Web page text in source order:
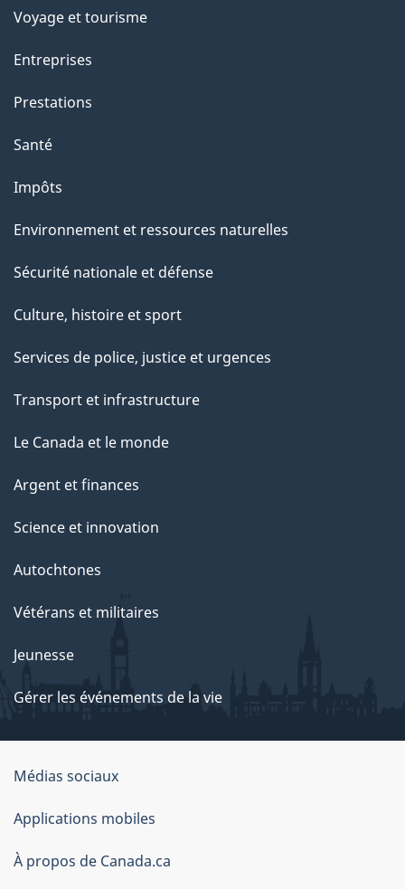
Voyage et tourisme
Entreprises
Prestations
Santé
Impôts
Environnement et ressources naturelles
Sécurité nationale et défense
Culture, histoire et sport
Services de police, justice et urgences
Transport et infrastructure
Le Canada et le monde
Argent et finances
Science et innovation
Autochtones
Vétérans et militaires
Jeunesse
Gérer les événements de la vie
Organisation
du
gouvernement
du
Médias sociaux
Applications mobiles
À propos de Canada.ca